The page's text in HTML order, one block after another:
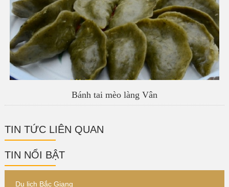
Bánh tai mèo làng Vân
TIN TỨC LIÊN QUAN
TIN NỔI BẬT
Du lịch Bắc Giang